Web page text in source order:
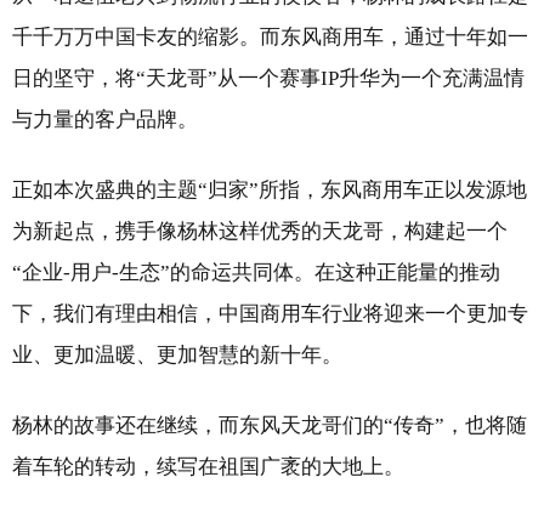
千千万万中国卡友的缩影。而东风商用车，通过十年如一
日的坚守，将“天龙哥”从一个赛事IP升华为一个充满温情
与力量的客户品牌。
正如本次盛典的主题“归家”所指，东风商用车正以发源地
为新起点，携手像杨林这样优秀的天龙哥，构建起一个
“企业-用户-生态”的命运共同体。在这种正能量的推动
下，我们有理由相信，中国商用车行业将迎来一个更加专
业、更加温暖、更加智慧的新十年。
杨林的故事还在继续，而东风天龙哥们的“传奇”，也将随
着车轮的转动，续写在祖国广袤的大地上。